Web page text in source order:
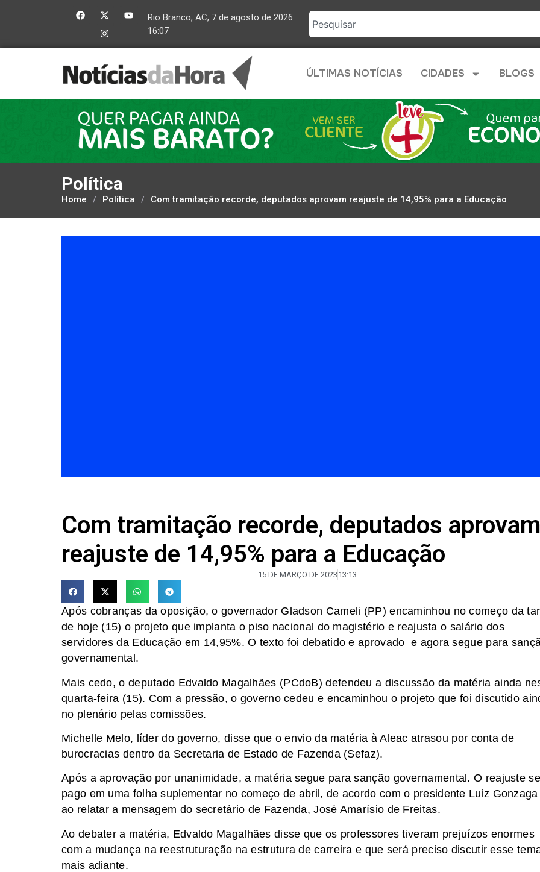
Rio Branco, AC, 7 de agosto de 2026
16:07
ÚLTIMAS NOTÍCIAS CIDADES BLOGS
Política
Home / Política / Com tramitação recorde, deputados aprovam reajuste de 14,95% para a Educação
Com tramitação recorde, deputados aprovam
reajuste de 14,95% para a Educação
15 DE MARÇO DE 2023 13:13
Após cobranças da oposição, o governador Gladson Cameli (PP) encaminhou no começo da
de hoje (15) o projeto que implanta o piso nacional do magistério e reajusta o salário dos
servidores da Educação em 14,95%. O texto foi debatido e aprovado e agora segue para
governamental.
Mais cedo, o deputado Edvaldo Magalhães (PCdoB) defendeu a discussão da matéria ainda
quarta-feira (15). Com a pressão, o governo cedeu e encaminhou o projeto que foi discutido
no plenário pelas comissões.
Michelle Melo, líder do governo, disse que o envio da matéria à Aleac atrasou por conta de
burocracias dentro da Secretaria de Estado de Fazenda (Sefaz).
Após a aprovação por unanimidade, a matéria segue para sanção governamental. O reajuste
pago em uma folha suplementar no começo de abril, de acordo com o presidente Luiz Gonzaga
ao relatar a mensagem do secretário de Fazenda, José Amarísio de Freitas.
Ao debater a matéria, Edvaldo Magalhães disse que os professores tiveram prejuízos enormes
com a mudança na reestruturação na estrutura de carreira e que será preciso discutir esse
mais adiante.